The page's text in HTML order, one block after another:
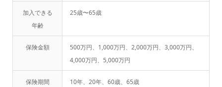
加入できる
年齢
25歳〜65歳
保険金額
500万円、1,000万円、2,000万円、3,000万円、
4,000万円、5,000万円
保険期間 10年、20年、60歳、65歳